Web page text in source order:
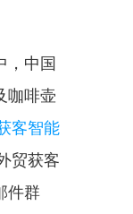
，中国
咖啡壶
客智能
贸获客
件群